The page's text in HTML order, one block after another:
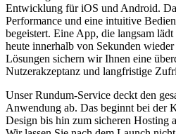
Entwicklung für iOS und Android.
Performance und eine intuitive
begeistert. Eine App, die langsam
heute innerhalb von Sekunden
Lösungen sichern wir Ihnen eine
Nutzerakzeptanz und langfristige
Unser Rundum-Service deckt den
Anwendung ab. Das beginnt bei der
Design bis hin zum sicheren Hosting